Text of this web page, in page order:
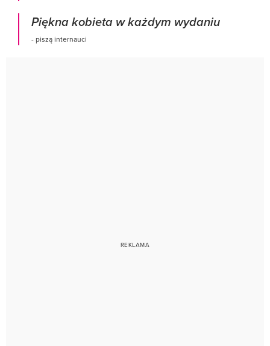
Piękna kobieta w każdym wydaniu
- piszą internauci